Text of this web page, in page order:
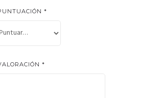
*
*